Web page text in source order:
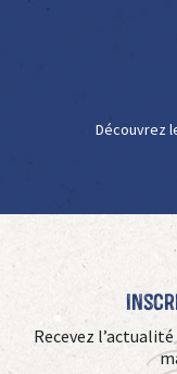
Découvrez
Recevez